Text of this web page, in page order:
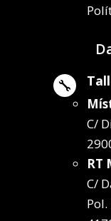

C/
RT
C/